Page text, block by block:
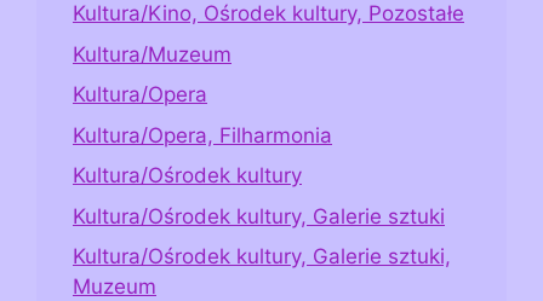
Kultura/Kino, Ośrodek kultury, Pozostałe
Kultura/Muzeum
Kultura/Opera
Kultura/Opera, Filharmonia
Kultura/Ośrodek kultury
Kultura/Ośrodek kultury, Galerie sztuki
Kultura/Ośrodek kultury, Galerie sztuki,
Muzeum